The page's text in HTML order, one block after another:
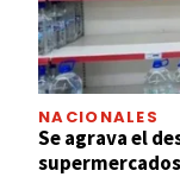
NACIONALES
Se agrava el